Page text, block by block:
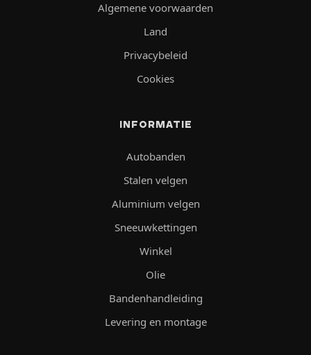
Algemene voorwaarden
Land
Privacybeleid
Cookies
INFORMATIE
Autobanden
Stalen velgen
Aluminium velgen
Sneeuwkettingen
Winkel
Olie
Bandenhandleiding
Levering en montage